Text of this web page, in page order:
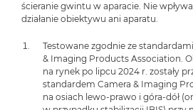
ścieranie gwintu w aparacie. Nie
działanie obiektywu ani aparatu.
Testowane zgodnie ze
& Imaging Products Association.
na rynek po lipcu 2024 r. zostały
standardem Camera & Imaging
na osiach lewo-prawo i góra-dół